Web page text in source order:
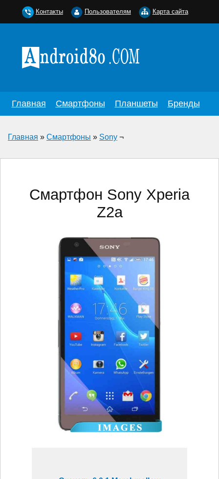
Главная Смартфоны Планшеты Бренды
Главная » Смартфоны » Sony ¬
Смартфон Sony Xperia
Z2a
Контакты Пользователям Карта сайта